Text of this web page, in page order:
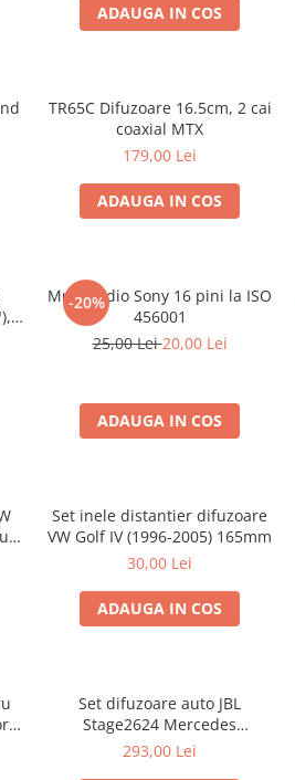
ADAUGA IN COS
TR65C Difuzoare 16.5cm, 2 cai
coaxial MTX
179,00 Lei
ADAUGA IN COS
-20%
Mufa radio Sony 16 pini la ISO
456001
25,00 Lei20,00 Lei
ADAUGA IN COS
Set inele distantier difuzoare
VW Golf IV (1996-2005) 165mm
30,00 Lei
ADAUGA IN COS
Set difuzoare auto JBL
Stage2624 Mercedes
Vito/Viano, VW Crafter
293,00 Lei